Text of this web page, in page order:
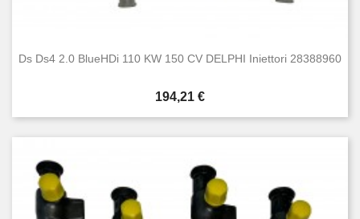
Ds Ds4 2.0 BlueHDi 110 KW 150 CV DELPHI Iniettori 28388960
Prezzo
194,21 €